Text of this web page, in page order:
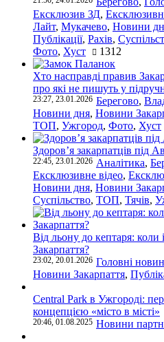
Ексклюзив ЗД,
Лайт, Мукачево, Новини
Публікації, Рахів,
Фото, Хуст 1312
Хто насправді правив
про які не пишуть у
23:27, 23.01.2026 Берегово,
Новини дня, Новини
ТОП, Ужгород, Фото, Хуст
Здоров’я закарпатців під
22:45, 23.01.2026 Аналітика,
Ексклюзивне відео,
Новини дня, Новини
Суспільство, ТОП, Тячів,
Від льону до кептаря: коли
Закарпаття?
23:02, 20.01.2026 Головні
Новини Закарпаття,
Central Park в Ужгороді:
концепцією «місто в місті»
20:46, 01.08.2025 Новини